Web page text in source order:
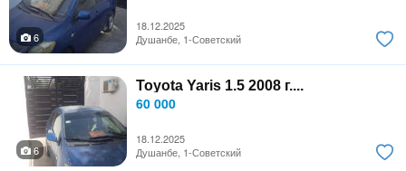
18.12.2025
6
Душанбе, 1-Советский
Toyota Yaris 1.5 2008 г....
60 000
18.12.2025
6
Душанбе, 1-Советский